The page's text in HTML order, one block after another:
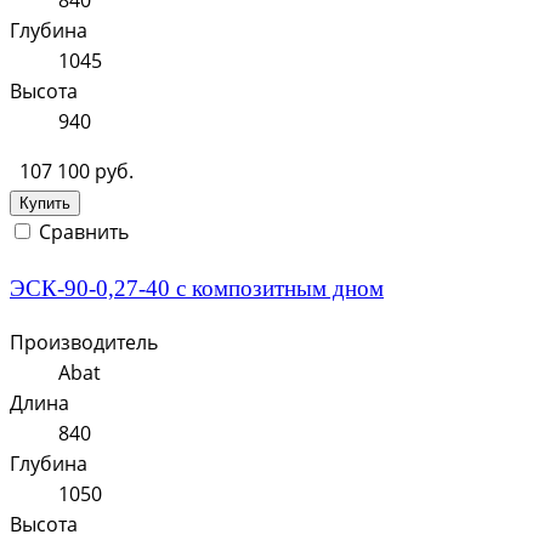
Глубина
1045
Высота
940
107 100 руб.
Купить
Сравнить
ЭСК-90-0,27-40 с композитным дном
Производитель
Abat
Длина
840
Глубина
1050
Высота